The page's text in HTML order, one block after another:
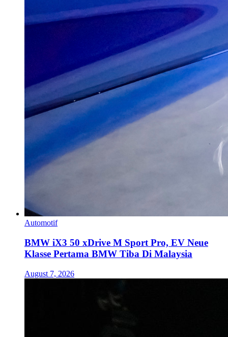
Automotif
BMW iX3 50 xDrive M Sport Pro, EV Neue
Klasse Pertama BMW Tiba Di Malaysia
August 7, 2026